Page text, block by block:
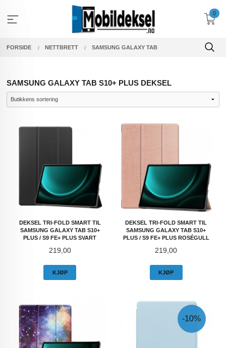
innholdet
0
FORSIDE NETTBRETT SAMSUNG GALAXY TAB
SAMSUNG GALAXY TAB S10+ PLUS DEKSEL
DEKSEL TRI-FOLD SMART TIL
SAMSUNG GALAXY TAB S10+
PLUS / S9 FE+ PLUS SVART
Pris
219,00
KJØP
DEKSEL TRI-FOLD SMART TIL
SAMSUNG GALAXY TAB S10+
PLUS / S9 FE+ PLUS ROSÉGULL
Pris
219,00
KJØP
-10%